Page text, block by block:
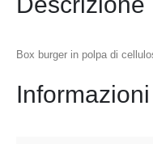
Box burger in polpa di